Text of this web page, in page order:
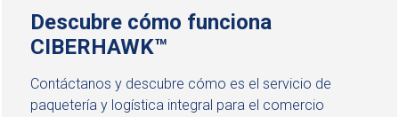
Descubre cómo funciona
CIBERHAWK™
Contáctanos y descubre cómo es el servicio de
paquetería y logística integral para el comercio